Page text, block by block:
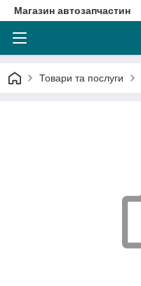
Магазин автозапчастин
Товари та послуги